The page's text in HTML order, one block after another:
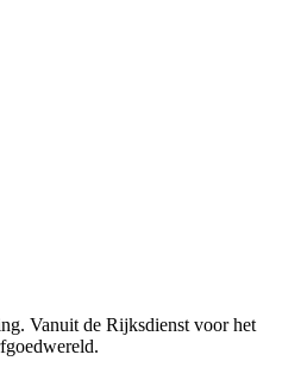
Vanuit de Rijksdienst voor het